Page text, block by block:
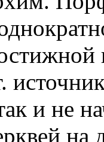
и не
на